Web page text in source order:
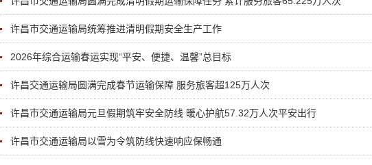
许昌市交通运输局统筹推进清明假期安全生产工作
2026年综合运输春运实现“平安、便捷、温馨”总目标
许昌交通运输局圆满完成春节运输保障 服务旅客超125万人次
许昌市交通运输局元旦假期筑牢安全防线 暖心护航57.32万人次平安出行
许昌市交通运输局以雪为令筑防线快速响应保畅通